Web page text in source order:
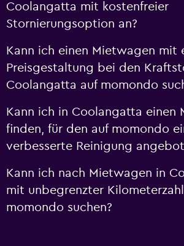
Coolangatta mit kostenfreier
Stornierungsoption an?
Kann ich einen Mietwagen mit
Preisgestaltung bei den
Coolangatta auf momondo
Kann ich in Coolangatta einen
finden, für den auf momondo
verbesserte Reinigung
Kann ich nach Mietwagen in
mit unbegrenzter
momondo suchen?